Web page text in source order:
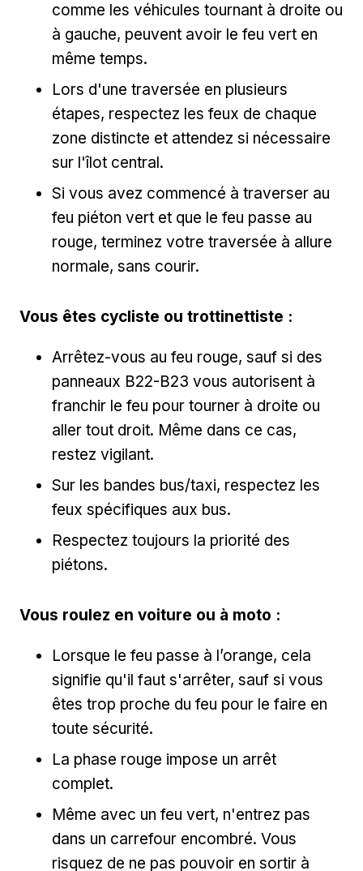
comme les véhicules tournant à droite ou
à gauche, peuvent avoir le feu vert en
même temps.
Lors d'une traversée en plusieurs
étapes, respectez les feux de chaque
zone distincte et attendez si nécessaire
sur l'îlot central.
Si vous avez commencé à traverser au
feu piéton vert et que le feu passe au
rouge, terminez votre traversée à allure
normale, sans courir.
Vous êtes cycliste ou trottinettiste :
Arrêtez-vous au feu rouge, sauf si des
panneaux B22-B23 vous autorisent à
franchir le feu pour tourner à droite ou
aller tout droit. Même dans ce cas,
restez vigilant.
Sur les bandes bus/taxi, respectez les
feux spécifiques aux bus.
Respectez toujours la priorité des
piétons.
Vous roulez en voiture ou à moto :
Lorsque le feu passe à l’orange, cela
signifie qu'il faut s'arrêter, sauf si vous
êtes trop proche du feu pour le faire en
toute sécurité.
La phase rouge impose un arrêt
complet.
Même avec un feu vert, n'entrez pas
dans un carrefour encombré. Vous
risquez de ne pas pouvoir en sortir à